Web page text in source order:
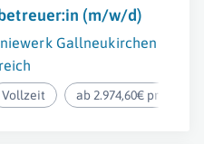
(m/w/d)
Gallneukirchen
Vollzeit ab 2.974,60€ pro